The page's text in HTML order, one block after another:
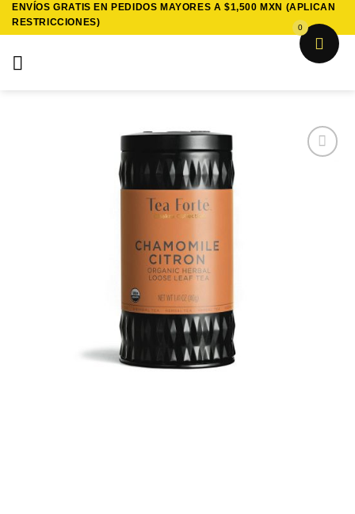
Saltar
ENVÍOS GRATIS EN PEDIDOS MAYORES A $1,500 MXN (APLICAN
RESTRICCIONES)
0